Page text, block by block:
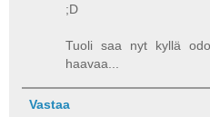
;D
Tuoli saa nyt kyllä
haavaa...
Vastaa